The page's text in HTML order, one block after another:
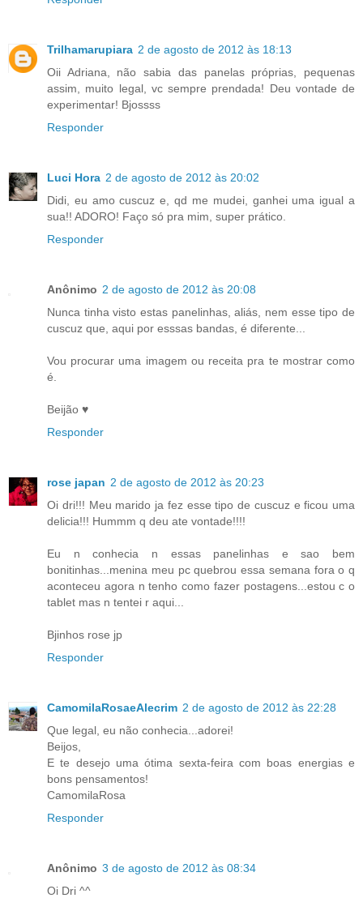
Trilhamarupiara 2 de agosto de 2012 às 18:13
Oii Adriana, não sabia das panelas próprias, pequenas
assim, muito legal, vc sempre prendada! Deu vontade de
experimentar! Bjossss
Responder
Luci Hora 2 de agosto de 2012 às 20:02
Didi, eu amo cuscuz e, qd me mudei, ganhei uma igual a
sua!! ADORO! Faço só pra mim, super prático.
Responder
Anônimo 2 de agosto de 2012 às 20:08
Nunca tinha visto estas panelinhas, aliás, nem esse tipo de
cuscuz que, aqui por esssas bandas, é diferente...
Vou procurar uma imagem ou receita pra te mostrar como
é.
Beijão ♥
Responder
rose japan 2 de agosto de 2012 às 20:23
Oi dri!!! Meu marido ja fez esse tipo de cuscuz e ficou uma
delicia!!! Hummm q deu ate vontade!!!!
Eu n conhecia n essas panelinhas e sao bem
bonitinhas...menina meu pc quebrou essa semana fora o q
aconteceu agora n tenho como fazer postagens...estou c o
tablet mas n tentei r aqui...
Bjinhos rose jp
Responder
CamomilaRosaeAlecrim 2 de agosto de 2012 às 22:28
Que legal, eu não conhecia...adorei!
Beijos,
E te desejo uma ótima sexta-feira com boas energias e
bons pensamentos!
CamomilaRosa
Responder
Anônimo 3 de agosto de 2012 às 08:34
Oi Dri ^^